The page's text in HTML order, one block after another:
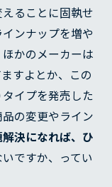
ることに固執せ
ンナップを増や
かのメーカーは
すよとか、この
イプを発売した
の変更やライン
決になれば、ひ
ですか、ってい